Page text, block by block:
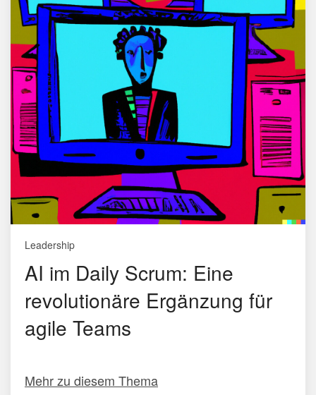
Leadership
AI im Daily Scrum: Eine
revolutionäre Ergänzung für
agile Teams
Mehr zu diesem Thema